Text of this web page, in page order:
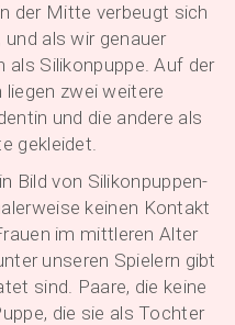
der Mitte verbeugt sich
als wir genauer
als Silikonpuppe. Auf der
zwei weitere
und die andere als
gekleidet.
Bild von Silikonpuppen-
keinen Kontakt
im mittleren Alter
unseren Spielern gibt
sind. Paare, die keine
die sie als Tochter